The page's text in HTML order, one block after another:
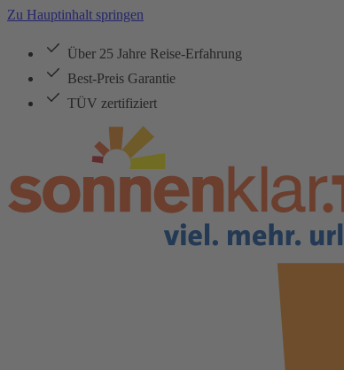
Zu Hauptinhalt springen
Über 25 Jahre Reise-Erfahrung
Best-Preis Garantie
TÜV zertifiziert